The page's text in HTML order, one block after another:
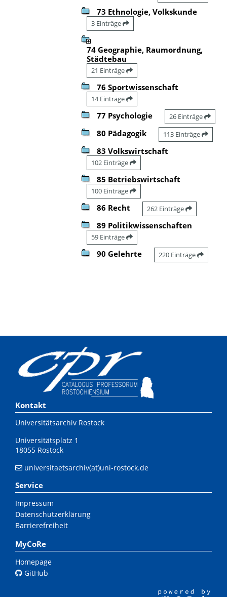
73 Ethnologie, Volkskunde
3 Einträge
74 Geographie, Raumordnung,
Städtebau
21 Einträge
76 Sportwissenschaft
14 Einträge
77 Psychologie 26 Einträge
80 Pädagogik 113 Einträge
83 Volkswirtschaft
102 Einträge
85 Betriebswirtschaft
100 Einträge
86 Recht 262 Einträge
89 Politikwissenschaften
59 Einträge
90 Gelehrte 220 Einträge
Kontakt
Universitätsarchiv Rostock
Universitätsplatz 1
18055 Rostock
universitaetsarchiv(at)uni-rostock.de
Service
Impressum
Datenschutzerklärung
Barrierefreiheit
MyCoRe
Homepage
GitHub